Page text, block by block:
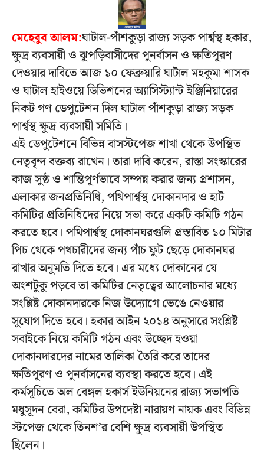
মেহেবুব আলম:ঘাটাল-পাঁশকুড়া রাজ্য সড়ক পার্শ্বস্থ হকার,
ক্ষুদ্র ব্যবসায়ী ও ঝুপড়িবাসীদের পুনর্বাসন ও ক্ষতিপূরণ
দেওয়ার দাবিতে আজ ১০ ফেব্রুয়ারি ঘাটাল মহকুমা শাসক
ও ঘাটাল হাইওয়ে ডিভিশনের অ্যাসিস্ট্যান্ট ইঞ্জিনিয়ারের
নিকট গণ ডেপুটেশন দিল ঘাটাল পাঁশকুড়া রাজ্য সড়ক
পার্শ্বস্থ ক্ষুদ্র ব্যবসায়ী সমিতি।
এই ডেপুটেশনে বিভিন্ন বাসস্টপেজ শাখা থেকে উপস্থিত
নেতৃবৃন্দ বক্তব্য রাখেন। তারা দাবি করেন, রাস্তা সংস্কারের
কাজ সুষ্ঠ ও শান্তিপূর্ণভাবে সম্পন্ন করার জন্য প্রশাসন,
এলাকার জনপ্রতিনিধি, পথিপার্শ্বস্থ দোকানদার ও হাট
কমিটির প্রতিনিধিদের নিয়ে সভা করে একটি কমিটি গঠন
করতে হবে। পথিপার্শ্বস্থ দোকানঘরগুলি প্রস্তাবিত ১০ মিটার
পিচ থেকে পথচারীদের জন্য পাঁচ ফুট ছেড়ে দোকানঘর
রাখার অনুমতি দিতে হবে। এর মধ্যে দোকানের যে
অংশটুকু পড়বে তা কমিটির নেতৃত্বের আলোচনার মধ্যে
সংশ্লিষ্ট দোকানদারকে নিজ উদ্যোগে ভেঙে নেওয়ার
সুযোগ দিতে হবে। হকার আইন ২০১৪ অনুসারে সংশ্লিষ্ট
সবাইকে নিয়ে কমিটি গঠন এবং উচ্ছেদ হওয়া
দোকানদারদের নামের তালিকা তৈরি করে তাদের
ক্ষতিপূরণ ও পুনর্বাসনের ব্যবস্থা করতে হবে। এই
কর্মসূচিতে অল বেঙ্গল হকার্স ইউনিয়নের রাজ্য সভাপতি
মধুসূদন বেরা, কমিটির উপদেষ্টা নারায়ণ নায়ক এবং বিভিন্ন
স্টপেজ থেকে তিনশ’র বেশি ক্ষুদ্র ব্যবসায়ী উপস্থিত
ছিলেন।